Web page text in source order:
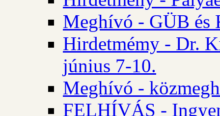
Meghívó - GÜB és
Hirdetmémy - Dr.
június 7-10.
Meghívó -
FELHÍVÁS -